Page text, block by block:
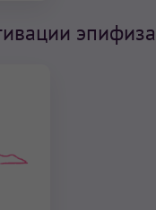
эпифиза